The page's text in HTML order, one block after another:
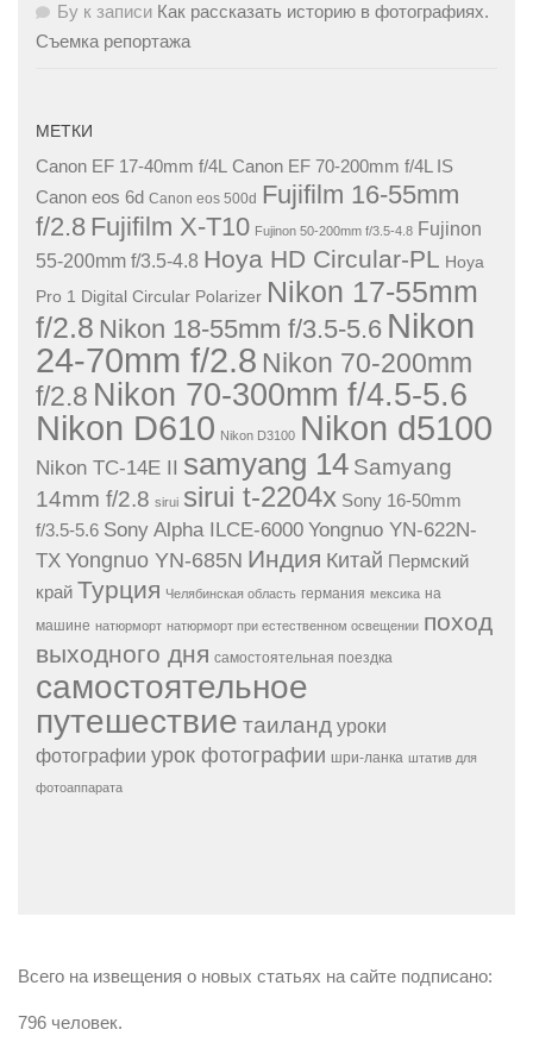
Бу к записи Как рассказать историю в фотографиях.
Съемка репортажа
МЕТКИ
Canon EF 17-40mm f/4L Canon EF 70-200mm f/4L IS
Canon eos 6d Canon eos 500d Fujifilm 16-55mm
f/2.8 Fujifilm X-T10 Fujinon 50-200mm f/3.5-4.8 Fujinon
55-200mm f/3.5-4.8 Hoya HD Circular-PL Hoya
Pro 1 Digital Circular Polarizer Nikon 17-55mm
f/2.8 Nikon 18-55mm f/3.5-5.6 Nikon
24-70mm f/2.8 Nikon 70-200mm
f/2.8 Nikon 70-300mm f/4.5-5.6
Nikon D610 Nikon D3100 Nikon d5100
Nikon TC-14E II samyang 14 Samyang
14mm f/2.8 sirui sirui t-2204x Sony 16-50mm
f/3.5-5.6 Sony Alpha ILCE-6000 Yongnuo YN-622N-
TX Yongnuo YN-685N Индия Китай Пермский
край Турция Челябинская область германия мексика на
машине натюрморт натюрморт при естественном освещении поход
выходного дня самостоятельная поездка
самостоятельное
путешествие таиланд уроки
фотографии урок фотографии шри-ланка штатив для
фотоаппарата
Всего на извещения о новых статьях на сайте подписано:
796 человек.